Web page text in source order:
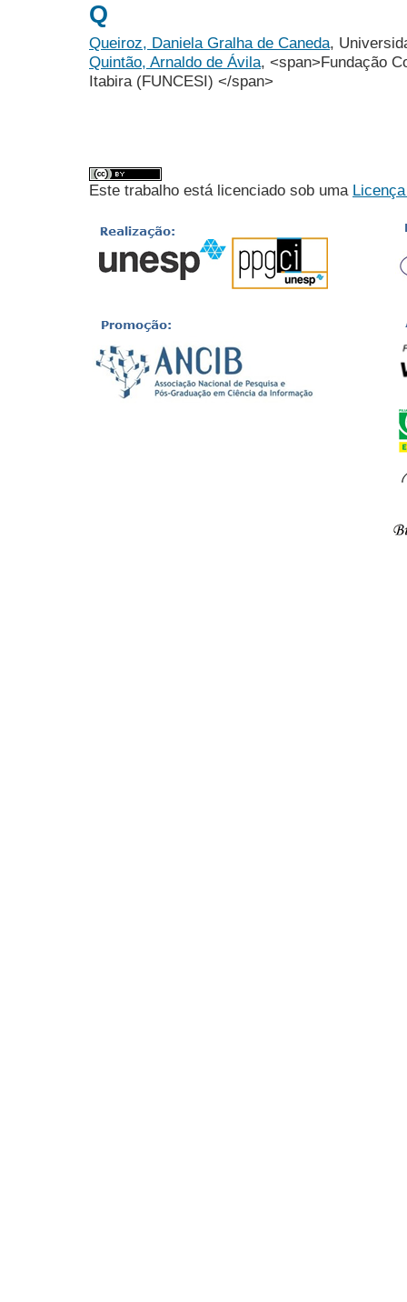
Q
Queiroz, Daniela Gralha de Caneda,
Quintão, Arnaldo de Ávila, <span>Fundação
Itabira (FUNCESI) </span>
Este trabalho está licenciado sob uma